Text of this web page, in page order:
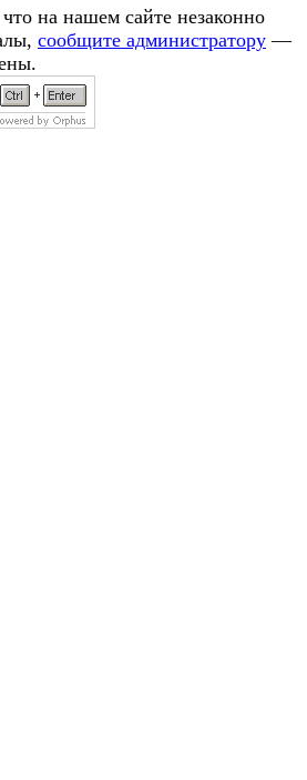
на нашем сайте незаконно
сообщите администратору —